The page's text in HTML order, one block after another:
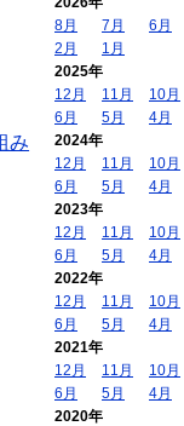
み
8月
7月 6月
2月
1月
2025年
12月
11月 10月
6月
5月 4月
2024年
12月
11月 10月
6月
5月 4月
2023年
12月
11月 10月
6月
5月 4月
2022年
12月
11月 10月
6月
5月 4月
2021年
12月
11月 10月
6月
5月 4月
2020年